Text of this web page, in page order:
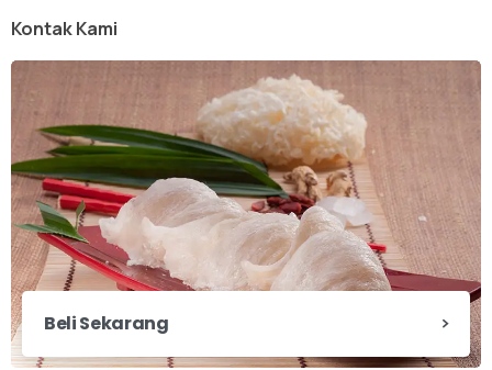
Kontak Kami
Beli Sekarang